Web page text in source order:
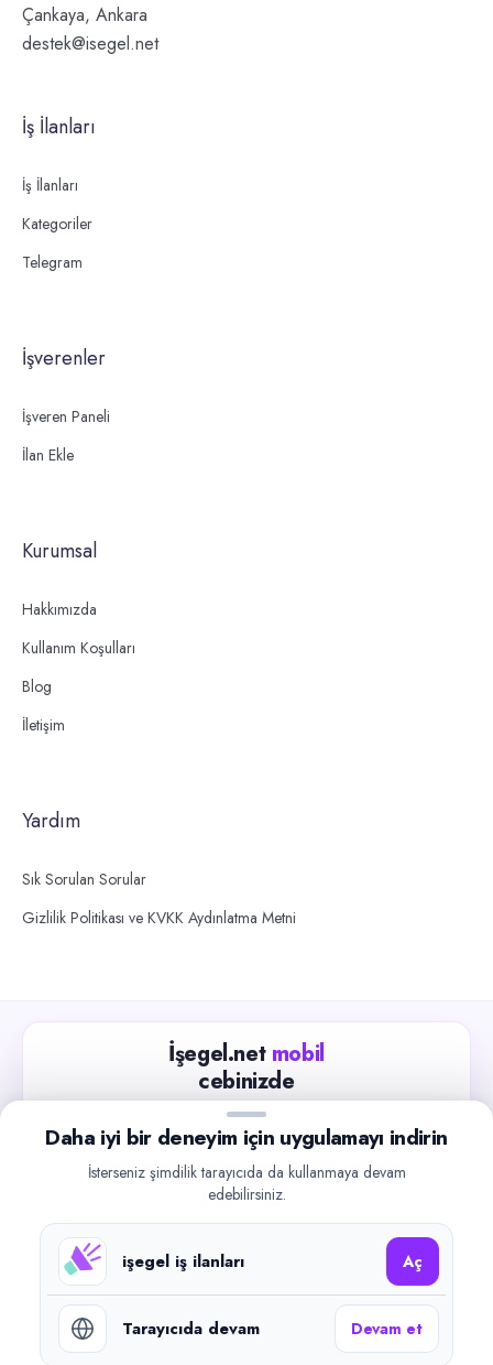
Çankaya, Ankara
destek@isegel.net
İş İlanları
İş İlanları
Kategoriler
Telegram
İşverenler
İşveren Paneli
İlan Ekle
Kurumsal
Hakkımızda
Kullanım Koşulları
Blog
İletişim
Yardım
Sık Sorulan Sorular
Gizlilik Politikası ve KVKK Aydınlatma Metni
İşegel.net mobil
cebinizde
Güncel iş ilanlarını takip edin, işverenlerle hızlıca
iletişime geçin.
Google Play
©2026işegel.net. Tüm hakları saklıdır.
Daha iyi bir deneyim için uygulamayı indirin
İsterseniz şimdilik tarayıcıda da kullanmaya devam
edebilirsiniz.
işegel iş ilanları Aç
Tarayıcıda devam Devam et